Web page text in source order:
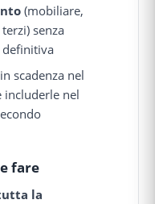
(mobiliare,
senza
definitiva
scadenza nel
includerle nel
fare
la